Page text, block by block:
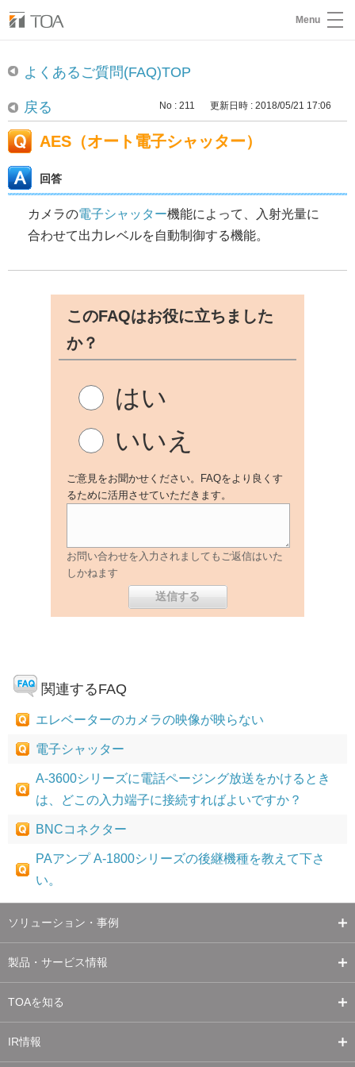
Menu
よくあるご質問(FAQ)TOP
戻る No : 211 更新日時 : 2018/05/21 17:06
AES（オート電子シャッター）
回答
カメラの電子シャッター機能によって、入射光量に
合わせて出力レベルを自動制御する機能。
このFAQはお役に立ちました
か？
はい
いいえ
ご意見をお聞かせください。FAQをより良くす
るために活用させていただきます。
お問い合わせを入力されましてもご返信はいた
しかねます
関連するFAQ
エレベーターのカメラの映像が映らない
電子シャッター
A-3600シリーズに電話ページング放送をかけるとき
は、どこの入力端子に接続すればよいですか？
BNCコネクター
PAアンプ A-1800シリーズの後継機種を教えて下さ
い。
ソリューション・事例
製品・サービス情報
TOAを知る
IR情報